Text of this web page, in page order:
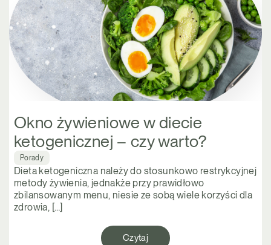
Okno żywieniowe w diecie
ketogenicznej – czy warto?
Porady
Dieta ketogeniczna należy do stosunkowo restrykcyjnej
metody żywienia, jednakże przy prawidłowo
zbilansowanym menu, niesie ze sobą wiele korzyści dla
zdrowia, […]
Czytaj